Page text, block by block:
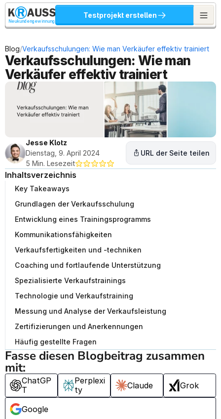
Neukundengewinnung
Testprojekt erstellen
Blog/Verkaufsschulungen: Wie man Verkäufer effektiv trainiert
Verkaufsschulungen: Wie man
Verkäufer effektiv trainiert
Jesse Klotz
Dienstag, 9. April 2024
5 Min. Lesezeit
URL der Seite teilen
Inhaltsverzeichnis
Key Takeaways
Grundlagen der Verkaufsschulung
Entwicklung eines Trainingsprogramms
Kommunikationsfähigkeiten
Verkaufsfertigkeiten und -techniken
Coaching und fortlaufende Unterstützung
Spezialisierte Verkaufstrainings
Technologie und Verkaufstraining
Messung und Analyse der Verkaufsleistung
Zertifizierungen und Anerkennungen
Häufig gestellte Fragen
Fasse diesen Blogbeitrag zusammen
mit:
ChatGP
T
Perplexi
ty
Claude Grok
Google